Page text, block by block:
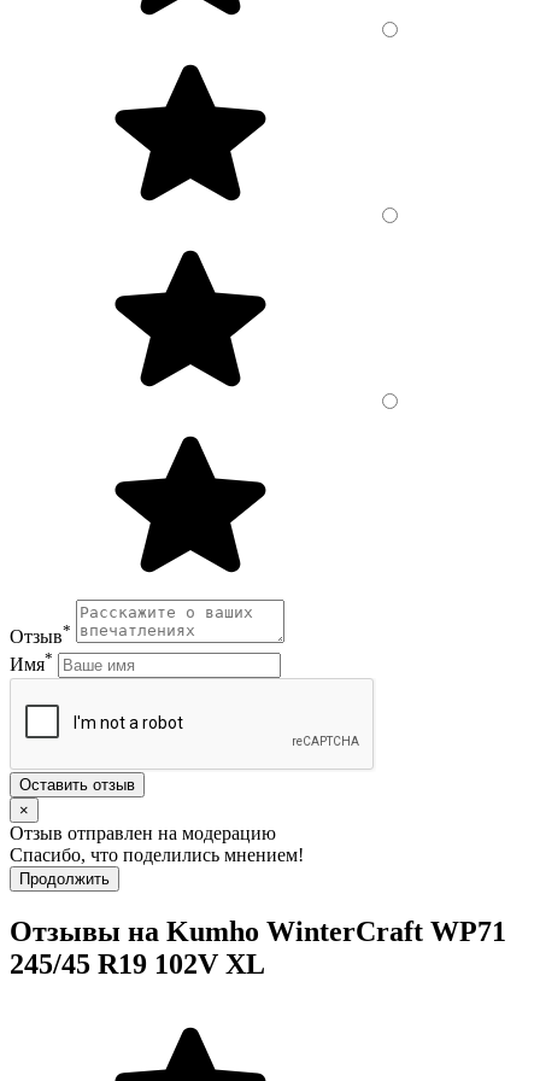
Отзыв*
Имя*
Оставить отзыв
×
Отзыв отправлен на модерацию
Спасибо, что поделились мнением!
Продолжить
Отзывы на Kumho WinterCraft WP71
245/45 R19 102V XL